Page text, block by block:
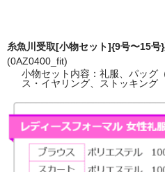
糸魚川受取[小物セット]{9号〜15号
(0AZ0400_fit)
小物セット内容：礼服、パッグ
ス・イヤリング、ストッキング